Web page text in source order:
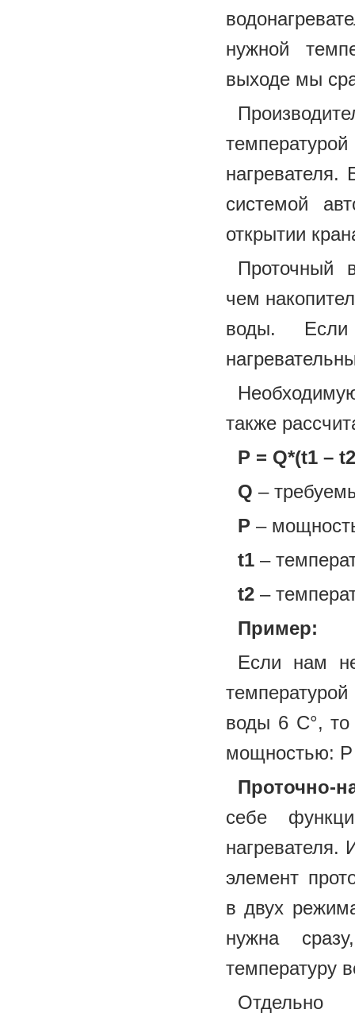
нужной
выходе мы
системой
открытии
Проточный
чем
воды.
также
P = Q*(t1 –
Q –
P –
t1 –
t2 –
Пример:
Если нам
воды 6 С°, то
мощностью: P
Проточно-
себе
нагревателя.
элемент
в двух
нужна
температуру